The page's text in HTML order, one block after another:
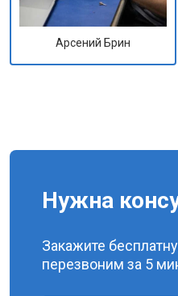
Арсений Брин
Нужна
Закажите
перезвоним за 5